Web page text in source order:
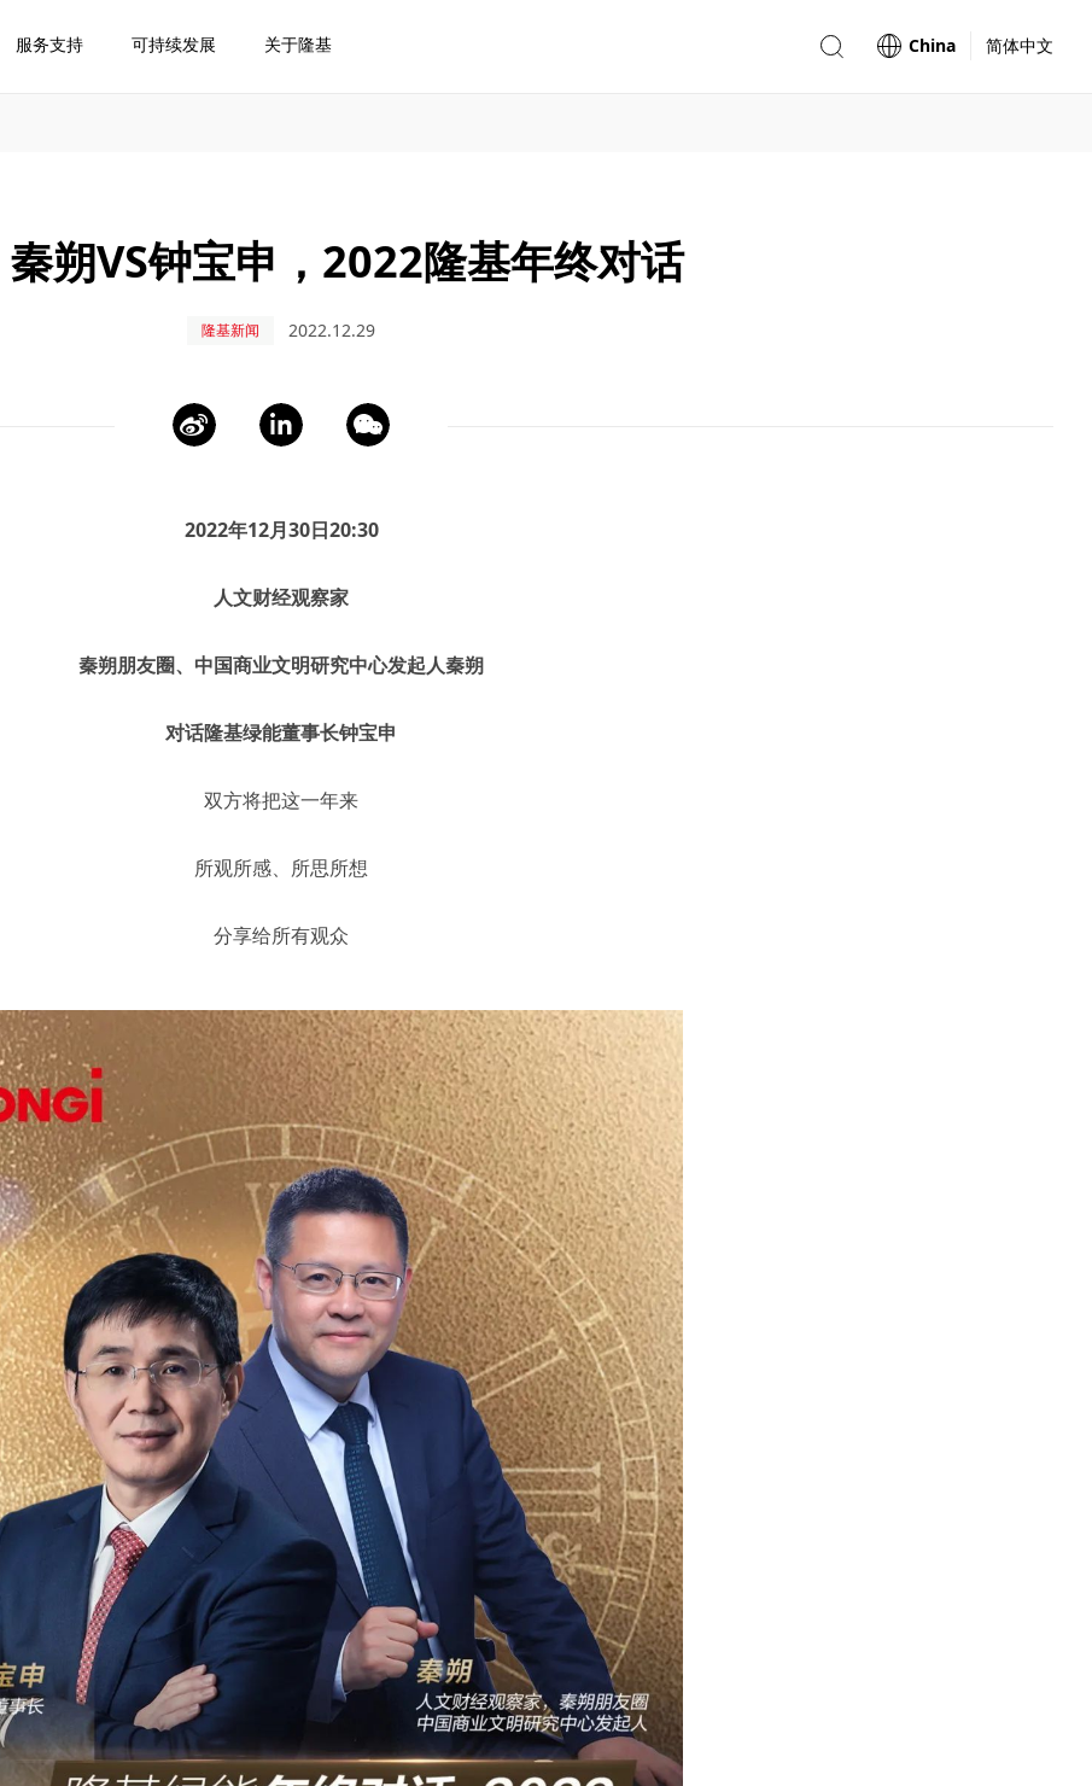
服务支持 可持续发展 关于隆基 China 简体中文
朔VS钟宝申，2022隆基年终对话
隆基新闻 2022.12.29
2022年12月30日20:30
人文财经观察家
秦朔朋友圈、中国商业文明研究中心发起人秦朔
对话隆基绿能董事长钟宝申
双方将把这一年来
所观所感、所思所想
分享给所有观众